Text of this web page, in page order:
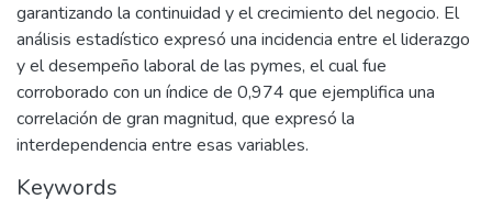
garantizando la continuidad y el crecimiento del negocio. El
análisis estadístico expresó una incidencia entre el liderazgo
y el desempeño laboral de las pymes, el cual fue
corroborado con un índice de 0,974 que ejemplifica una
correlación de gran magnitud, que expresó la
interdependencia entre esas variables.
Keywords